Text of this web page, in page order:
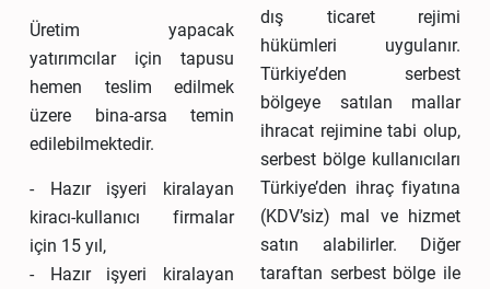
Üretim yapacak
yatırımcılar için tapusu
hemen teslim edilmek
üzere bina-arsa temin
edilebilmektedir.
- Hazır işyeri kiralayan
kiracı-kullanıcı firmalar
için 15 yıl,
- Hazır işyeri kiralayan
dış ticaret rejimi
hükümleri uygulanır.
Türkiye’den serbest
bölgeye satılan mallar
ihracat rejimine tabi olup,
serbest bölge kullanıcıları
Türkiye’den ihraç fiyatına
(KDV’siz) mal ve hizmet
satın alabilirler. Diğer
taraftan serbest bölge ile